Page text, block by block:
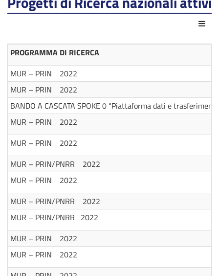
PROGRAMMA DI RICERCA
MUR – PRIN 2022
MUR – PRIN 2022
BANDO A CASCATA SPOKE 0 “Piattaforma dati e
MUR – PRIN 2022
MUR – PRIN 2022
MUR – PRIN/PNRR 2022
MUR – PRIN 2022
MUR – PRIN/PNRR 2022
MUR – PRIN/PNRR 2022
MUR – PRIN 2022
MUR – PRIN 2022